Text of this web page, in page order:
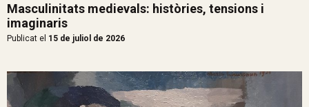
Masculinitats medievals: històries, tensions i
imaginaris
Publicat el 15 de juliol de 2026